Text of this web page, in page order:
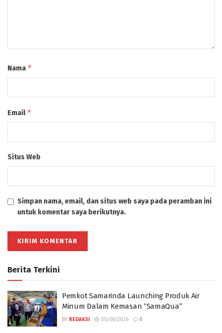
Nama *
Email*
Situs Web
Simpan nama, email, dan situs web saya pada peramban ini
untuk komentar saya berikutnya.
Berita Terkini
Pemkot Samarinda Launching Produk Air
Minum Dalam Kemasan “SamaQua”
BY REDAKSI 05/08/2026 0